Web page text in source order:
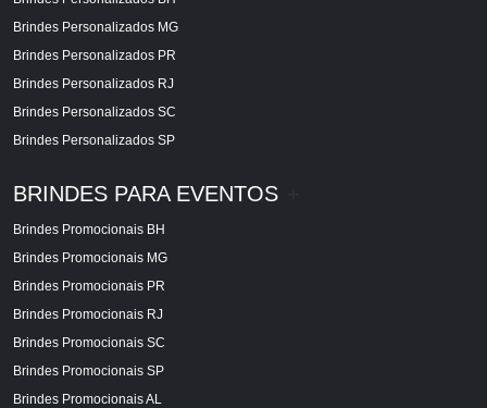
Brindes Personalizados MG
Brindes Personalizados PR
Brindes Personalizados RJ
Brindes Personalizados SC
Brindes Personalizados SP
BRINDES PARA EVENTOS
Brindes Promocionais BH
Brindes Promocionais MG
Brindes Promocionais PR
Brindes Promocionais RJ
Brindes Promocionais SC
Brindes Promocionais SP
Brindes Promocionais AL